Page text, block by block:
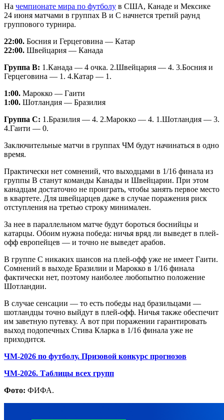
На чемпионате мира по футболу в США, Канаде и Мексике
24 июня матчами в группах В и С начнется третий раунд
группового турнира.
22:00. Босния и Герцеговина — Катар
22:00. Швейцария — Канада
Группа B: 1.Канада — 4 очка. 2.Швейцария — 4. 3.Босния и
Герцеговина — 1. 4.Катар — 1.
1:00. Марокко — Гаити
1:00. Шотландия — Бразилия
Группа С: 1.Бразилия — 4. 2.Марокко — 4. 1.Шотландия — 3.
4.Гаити — 0.
Заключительные матчи в группах ЧМ будут начинаться в одно
время.
Практически нет сомнений, что выходцами в 1/16 финала из
группы В станут команды Канады и Швейцарии. При этом
канадцам достаточно не проиграть, чтобы занять первое место
в квартете. Для швейцарцев даже в случае поражения риск
отступления на третью строку минимален.
За нее в параллельном матче будут бороться боснийцы и
катарцы. Обоим нужна победа: ничья вряд ли выведет в плей-
офф европейцев — и точно не выведет арабов.
В группе С никаких шансов на плей-офф уже не имеет Гаити.
Сомнений в выходе Бразилии и Марокко в 1/16 финала
фактически нет, поэтому наиболее любопытно положение
Шотландии.
В случае сенсации — то есть победы над бразильцами —
шотландцы точно выйдут в плей-офф. Ничья также обеспечит
им заветную путевку. А вот при поражении гарантировать
выход подопечных Стива Кларка в 1/16 финала уже не
приходится.
ЧМ-2026 по футболу. Призовой конкурс прогнозов
ЧМ-2026. Таблицы всех групп
Фото: ФИФА.